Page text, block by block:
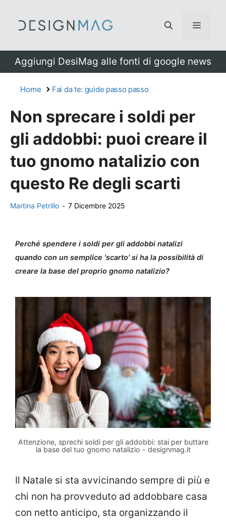
Menu
Aggiungi DesiMag alle fonti di google news
Home Fai da te: guide passo passo
Non sprecare i soldi per
gli addobbi: puoi creare il
tuo gnomo natalizio con
questo Re degli scarti
Martina Petrillo - 7 Dicembre 2025
Perché spendere i soldi per gli addobbi natalizi
quando con un semplice 'scarto' si ha la possibilità di
creare la base del proprio gnomo natalizio?
Attenzione, sprechi soldi per gli addobbi: stai per buttare
la base del tuo gnomo natalizio - designmag.it
Il Natale si sta avvicinando sempre di più e
chi non ha provveduto ad addobbare casa
con netto anticipo, sta organizzando il